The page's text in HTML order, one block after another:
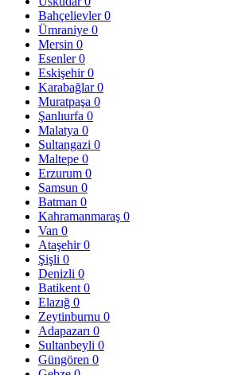
Bahçelievler0
Ümraniye 0
Mersin 0
Esenler0
Eskişehir0
Karabağlar0
Muratpaşa 0
Şanlıurfa 0
Malatya 0
Sultangazi 0
Maltepe 0
Erzurum 0
Samsun 0
Batman 0
Kahramanmaraş 0
Van 0
Ataşehir0
Şişli 0
Denizli 0
Batikent 0
Elazığ 0
Zeytinburnu 0
Adapazarı 0
Sultanbeyli 0
Güngören 0